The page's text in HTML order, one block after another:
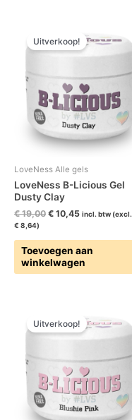
Uitverkoop!
LoveNess Alle gels
LoveNess B-Licious Gel
Dusty Clay
€19,00
prijs
was:
€ 10,45
prijs
is:
€ 10,45.
incl. btw (excl.
€ 8,64)
Toevoegen aan
winkelwagen
Uitverkoop!
prijs
was:
prijs
is:
€ 10,45.